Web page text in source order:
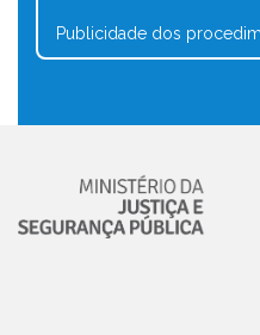
Publicidade dos